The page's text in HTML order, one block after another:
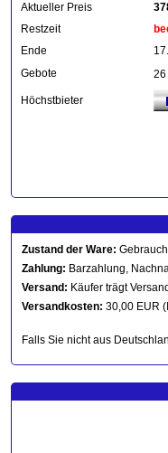
Aktueller Preis
Restzeit
Ende
Gebote
26
Höchstbieter
Zustand der Ware:
Zahlung: Barzahlung,
Versand: Käufer trägt
Versandkosten: 30,00 EUR
Falls Sie nicht aus